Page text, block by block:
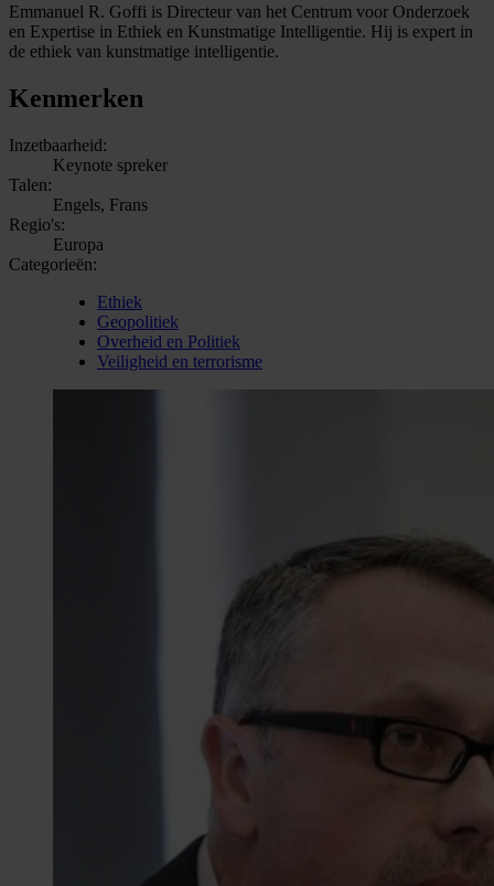
Emmanuel R. Goffi is Directeur van het Centrum voor Onderzoek
en Expertise in Ethiek en Kunstmatige Intelligentie. Hij is expert in
de ethiek van kunstmatige intelligentie.
Kenmerken
Inzetbaarheid:
Keynote spreker
Talen:
Engels, Frans
Regio's:
Europa
Categorieën:
Ethiek
Geopolitiek
Overheid en Politiek
Veiligheid en terrorisme